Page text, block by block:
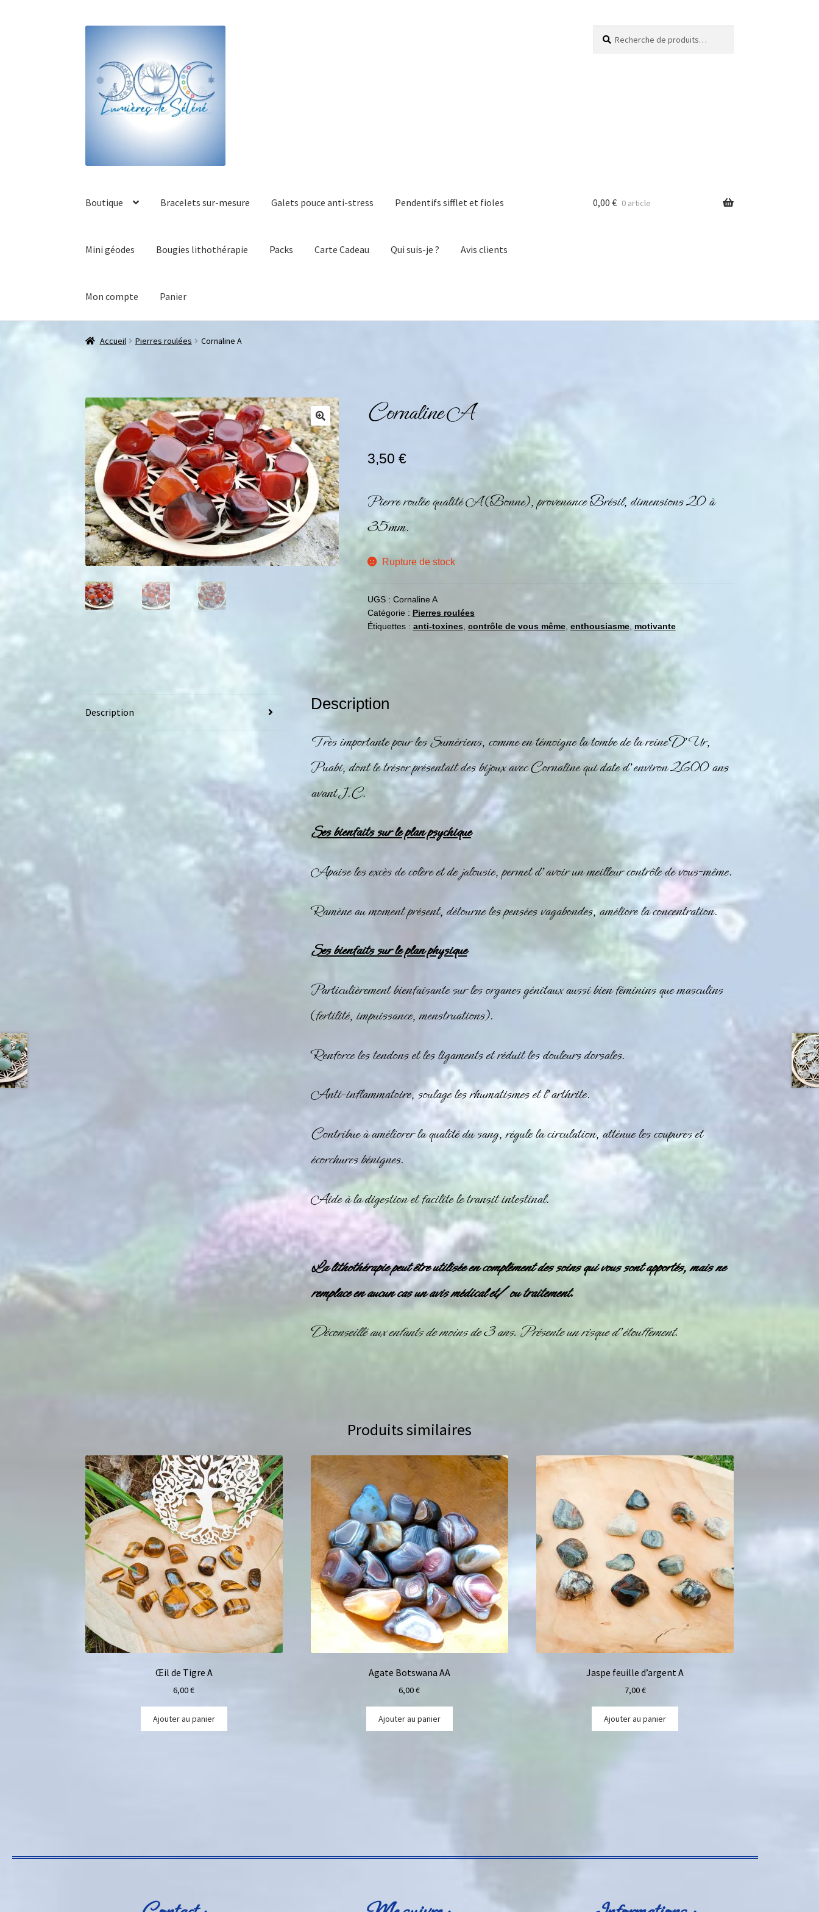
Boutique Bracelets sur-mesure Galets pouce anti-stress Pendentifs sifflet et fioles
Mini géodes Bougies lithothérapie Packs Carte Cadeau Qui suis-je ? Avis clients
Mon compte Panier
0,00 € 0 article
Accueil Pierres roulées Cornaline A
Cornaline A
3,50 €
Pierre roulée qualité A (Bonne), provenance Brésil, dimensions 20 à
35mm.
Rupture de stock
UGS : Cornaline A
Catégorie : Pierres roulées
Étiquettes : anti-toxines contrôle de vous même, enthousiasme, motivante
Description Description
Très importante pour les Sumériens, comme en témoigne la tombe de la reine D’Ur,
Puabi, dont le trésor présentait des bijoux avec Cornaline qui date d’environ 2600 ans
avant J.C.
Ses bienfaits sur le plan psychique
Apaise les excès de colère et de jalousie, permet d’avoir un meilleur contrôle de vous-même.
Ramène au moment présent, détourne les pensées vagabondes, améliore la concentration.
Ses bienfaits sur le plan physique
Particulièrement bienfaisante sur les organes génitaux aussi bien féminins que masculins
(fertilité, impuissance, menstruations).
Renforce les tendons et les ligaments et réduit les douleurs dorsales.
Anti-inflammatoire, soulage les rhumatismes et l’arthrite.
Contribue à améliorer la qualité du sang, régule la circulation, atténue les coupures et
écorchures bénignes.
Aide à la digestion et facilite le transit intestinal.
La lithothérapie peut être utilisée en complément des soins qui vous sont apportés, mais ne
remplace en aucun cas un avis médical et/ ou traitement.
Déconseillé aux enfants de moins de 3 ans. Présente un risque d’étouffement.
Produits similaires
Œil de Tigre A
6,00€
Ajouter au panier
Agate Botswana AA
6,00€
Ajouter au panier
Jaspe feuille d’argent A
7,00€
Ajouter au panier